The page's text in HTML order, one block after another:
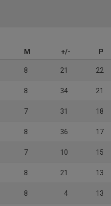
M +/- P
8 21 22
8 34 21
7 31 18
8 36 17
7 10 15
8 21 13
8 4 13